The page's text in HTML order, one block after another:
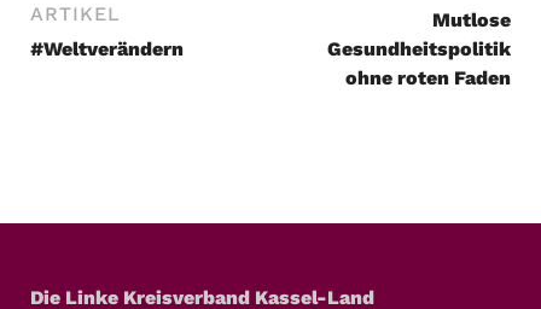
ARTIKEL
#Weltverändern
Mutlose
Gesundheitspolitik
ohne roten Faden
Die Linke Kreisverband Kassel-Land